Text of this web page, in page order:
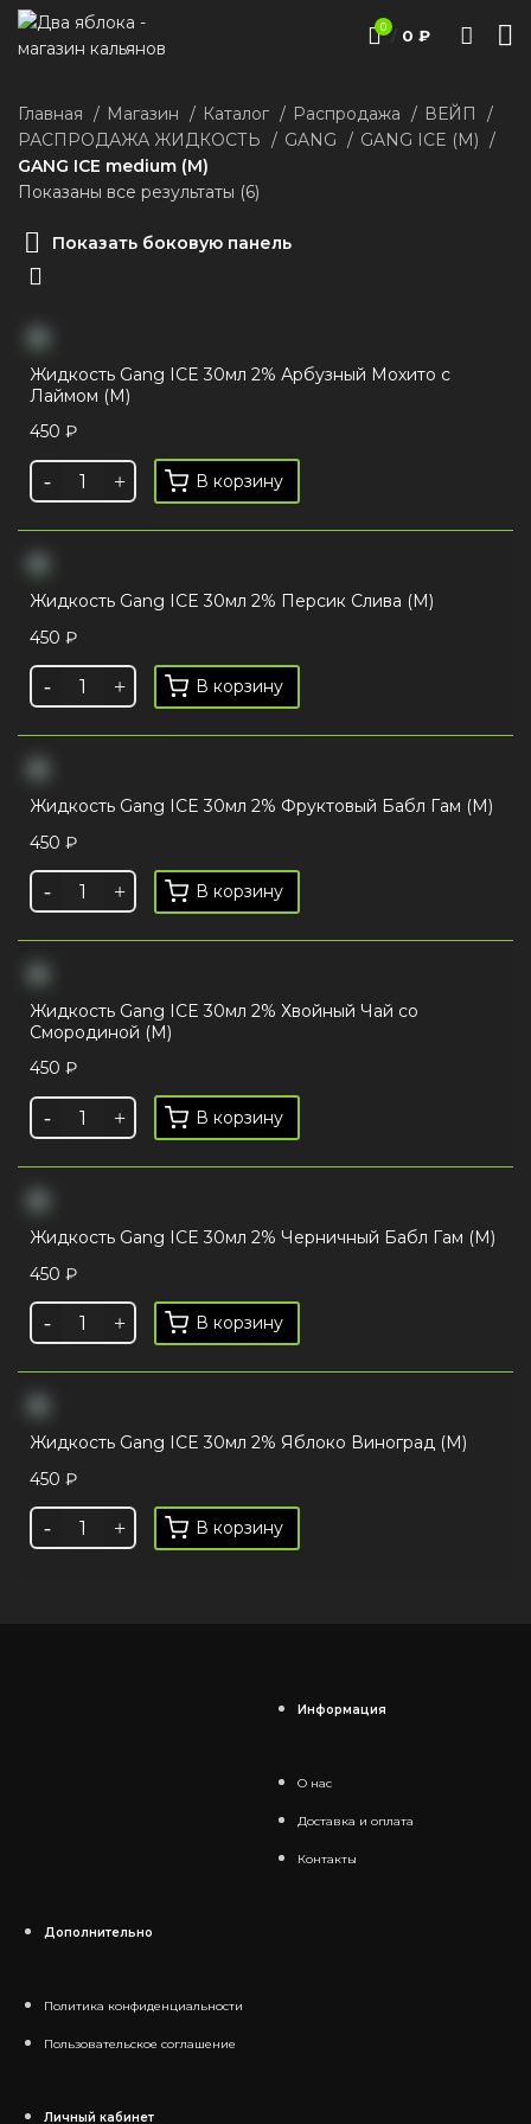
0 / 0 ₽
Главная Магазин Каталог Распродажа
ВЕЙП
РАСПРОДАЖА ЖИДКОСТЬ
GANG
GANG ICE (M)
GANG ICE medium (М)
Показаны все результаты (6)
Показать боковую панель
Жидкость Gang ICE 30мл 2% Арбузный Мохито с
Лаймом (М)
450 ₽
В корзину
Жидкость Gang ICE 30мл 2% Персик Слива (М)
450 ₽
В корзину
Жидкость Gang ICE 30мл 2% Фруктовый Бабл Гам (М)
450 ₽
В корзину
Жидкость Gang ICE 30мл 2% Хвойный Чай со
Смородиной (М)
450 ₽
В корзину
Жидкость Gang ICE 30мл 2% Черничный Бабл Гам (М)
450 ₽
В корзину
Жидкость Gang ICE 30мл 2% Яблоко Виноград (М)
450 ₽
В корзину
Информация
О нас
Доставка и оплата
Контакты
Дополнительно
Политика конфиденциальности
Пользовательское соглашение
Личный кабинет